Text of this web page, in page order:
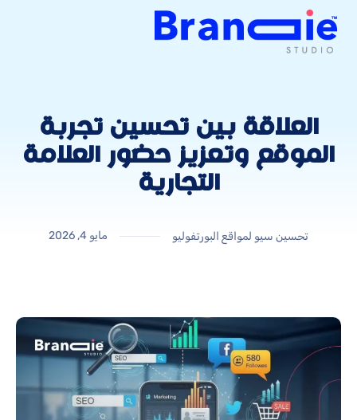
العلاقة بين تحسين تجربة
الموقع وتعزيز حضور العلامة
التجارية
تحسين سيو لمواقع البورتفوليو مايو 4, 2026